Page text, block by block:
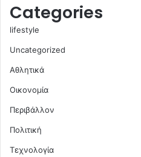
Categories
lifestyle
Uncategorized
Αθλητικά
Οικονομία
Περιβάλλον
Πολιτική
Τεχνολογία